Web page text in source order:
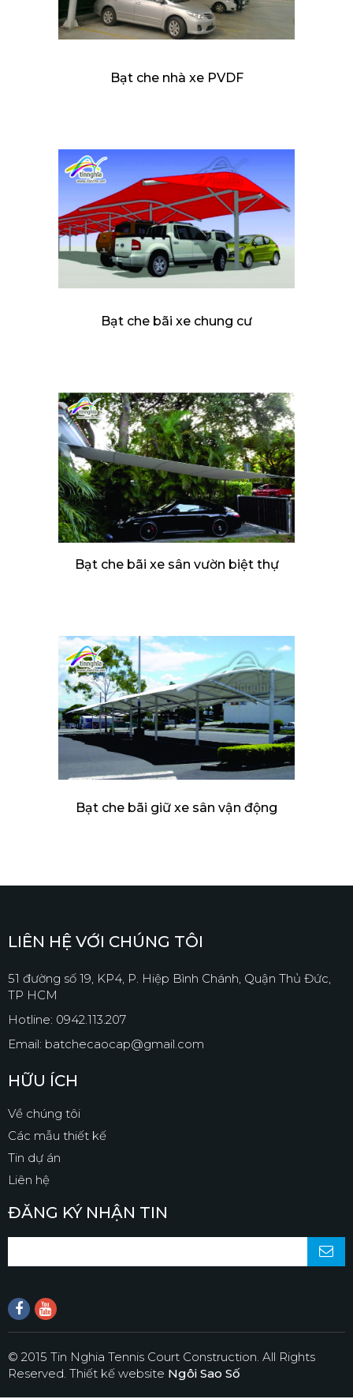
Bạt che nhà xe PVDF
Bạt che bãi xe chung cư
Bạt che bãi xe sân vườn biệt thự
Bạt che bãi giữ xe sân vận động
LIÊN HỆ VỚI CHÚNG TÔI
51 đường số 19, KP4, P. Hiệp Bình Chánh, Quận Thủ Đức,
TP HCM
Hotline: 0942.113.207
Email: batchecaocap@gmail.com
HỮU ÍCH
Về chúng tôi
Các mẫu thiết kế
Tin dự án
Liên hệ
ĐĂNG KÝ NHẬN TIN
© 2015 Tin Nghia Tennis Court Construction. All Rights
Reserved. Thiết kế website Ngôi Sao Số